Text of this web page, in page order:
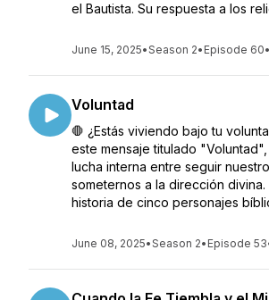
el Bautista. Su respuesta a los
June 15, 2025•Season 2• Episode 60•
Voluntad
🛑 ¿Estás viviendo bajo tu
este mensaje titulado
lucha interna entre seguir
someternos a la dirección divina.
historia de cinco personajes
June 08, 2025•Season 2• Episode 53